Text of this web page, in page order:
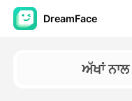
DreamFace
ਅੱਖਾਂ